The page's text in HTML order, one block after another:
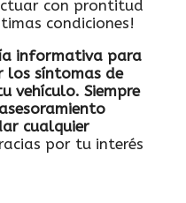
con prontitud
condiciones!
informativa para
los síntomas de
vehículo. Siempre
cualquier
por tu interés